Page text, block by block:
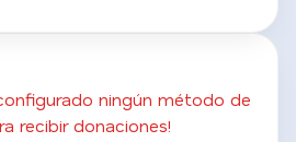
ningún método de
recibir donaciones!